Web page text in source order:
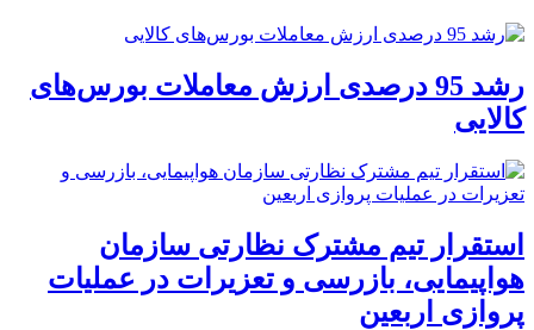
رشد 95 درصدی ارزش معاملات بورس‌های
کالایی
استقرار تیم مشترک نظارتی سازمان
هواپیمایی، بازرسی و تعزیرات در عملیات
پروازی اربعین